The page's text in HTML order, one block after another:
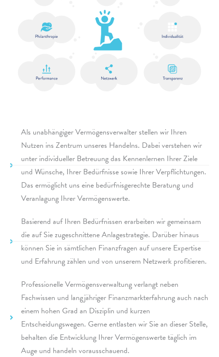
Als unab­hän­gi­ger Vermögensverwalter stel­len wir Ihren
Nutzen ins Zentrum unse­res Handelns. Dabei verste­hen wir
unter indi­vi­du­el­ler Betreuung das Kennenlernen Ihrer Ziele
und Wünsche, Ihrer Bedürfnisse sowie Ihrer Verpflichtungen.
Das ermög­licht uns eine bedürf­nis­ge­rechte Beratung und
Veranlagung Ihrer Vermögenswerte.
Basierend auf Ihren Bedürfnissen erar­bei­ten wir gemein­sam
die auf Sie zuge­schnit­tene Anlagestrategie. Darüber hinaus
können Sie in sämt­li­chen Finanzfragen auf unsere Expertise
und Erfahrung zählen und von unse­rem Netzwerk profitieren.
Professionelle Vermögensverwaltung verlangt neben
Fachwissen und lang­jäh­ri­ger Finanzmarkterfahrung auch nach
einem hohen Grad an Disziplin und kurzen
Entscheidungswegen. Gerne entla­sten wir Sie an dieser Stelle,
behal­ten die Entwicklung Ihrer Vermögenswerte täglich im
Auge und handeln vorausschauend.